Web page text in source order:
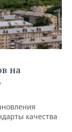
на
качества